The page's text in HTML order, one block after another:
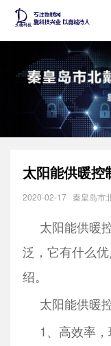
太阳能供暖控
2020-02-17 秦皇岛市
太阳能供暖
泛，它有什么
绍。
太阳能供暖
1、高效率，